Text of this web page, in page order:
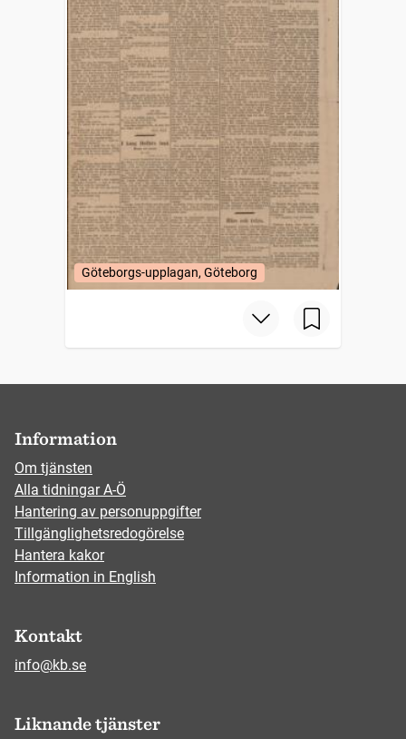
Göteborgs-upplagan, Göteborg
Information
Om tjänsten
Alla tidningar A-Ö
Hantering av personuppgifter
Tillgänglighetsredogörelse
Hantera kakor
Information in English
Kontakt
info@kb.se
Liknande tjänster